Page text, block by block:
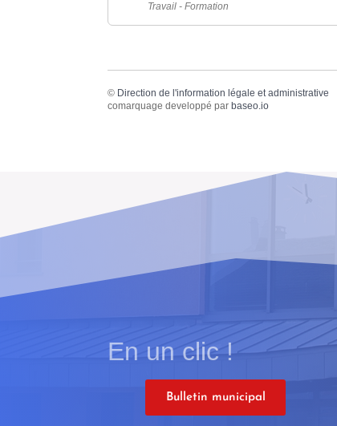
Travail - Formation
© Direction de l'information légale et administrative
comarquage developpé parbaseo.io
En un clic !
Bulletin municipal